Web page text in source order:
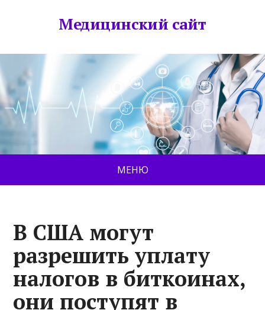
Медицинский сайт
МЕНЮ
В США могут
разрешить уплату
налогов в биткоинах,
они поступят в